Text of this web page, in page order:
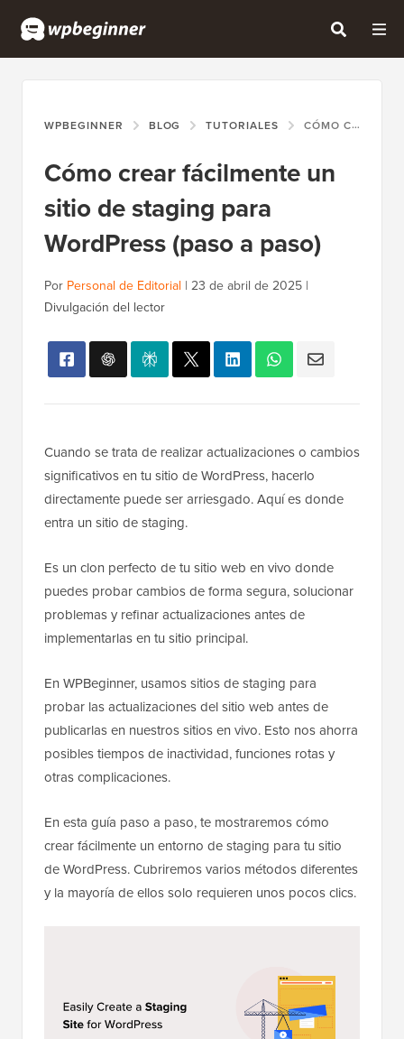
WPBEGINNER BLOG TUTORIALES CÓMO CREAR FÁCILMENTE UN SITIO DE STAGING PARA WORDPRESS (PASO A PASO)
Cómo crear fácilmente un
sitio de staging para
WordPress (paso a paso)
Por Personal de Editorial | 23 de abril de 2025 |
Divulgación del lector
Cuando se trata de realizar actualizaciones o cambios
significativos en tu sitio de WordPress, hacerlo
directamente puede ser arriesgado. Aquí es donde
entra un sitio de staging.
Es un clon perfecto de tu sitio web en vivo donde
puedes probar cambios de forma segura, solucionar
problemas y refinar actualizaciones antes de
implementarlas en tu sitio principal.
En WPBeginner, usamos sitios de staging para
probar las actualizaciones del sitio web antes de
publicarlas en nuestros sitios en vivo. Esto nos ahorra
posibles tiempos de inactividad, funciones rotas y
otras complicaciones.
En esta guía paso a paso, te mostraremos cómo
crear fácilmente un entorno de staging para tu sitio
de WordPress. Cubriremos varios métodos diferentes
y la mayoría de ellos solo requieren unos pocos clics.